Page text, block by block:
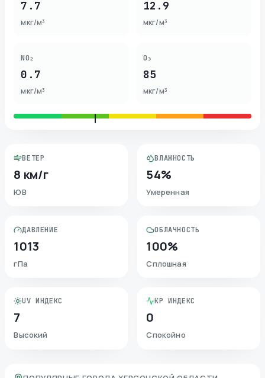
7.7
мкг/м³
12.9
мкг/м³
NO₂
0.7
мкг/м³
O₃
85
мкг/м³
ВЕТЕР
8 км/г
ЮВ
ВЛАЖНОСТЬ
54%
Умеренная
ДАВЛЕНИЕ
1013
гПа
ОБЛАЧНОСТЬ
100%
Сплошная
UV ИНДЕКС
7
Высокий
KP ИНДЕКС
0
Спокойно